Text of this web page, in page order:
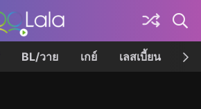
BL/วาย เกย์ เลสเบี้ยน เค